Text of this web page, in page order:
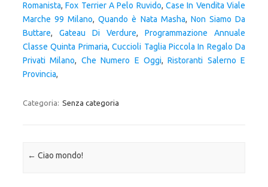
Romanista,Fox Terrier A Pelo Ruvido,Case In Vendita Viale
Marche 99 Milano,Quando è Nata Masha, Non Siamo Da
Buttare, Gateau Di Verdure, Programmazione Annuale
Classe Quinta Primaria,Cuccioli Taglia Piccola In Regalo Da
Privati Milano, Che Numero E Oggi,Ristoranti Salerno E
Provincia,
Categoria: Senza categoria
Navigazione articolo
← Ciao mondo!